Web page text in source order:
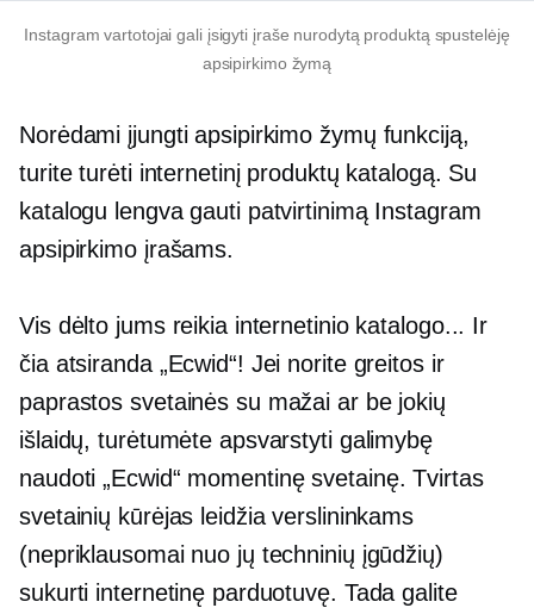
Instagram vartotojai gali įsigyti įraše nurodytą produktą spustelėję
apsipirkimo žymą
Norėdami įjungti apsipirkimo žymų funkciją,
turite turėti internetinį produktų katalogą. Su
katalogu lengva gauti patvirtinimą Instagram
apsipirkimo įrašams.
Vis dėlto jums reikia internetinio katalogo... Ir
čia atsiranda „Ecwid“! Jei norite greitos ir
paprastos svetainės su mažai ar be jokių
išlaidų, turėtumėte apsvarstyti galimybę
naudoti „Ecwid“ momentinę svetainę. Tvirtas
svetainių kūrėjas leidžia verslininkams
(nepriklausomai nuo jų techninių įgūdžių)
sukurti internetinę parduotuvę. Tada galite